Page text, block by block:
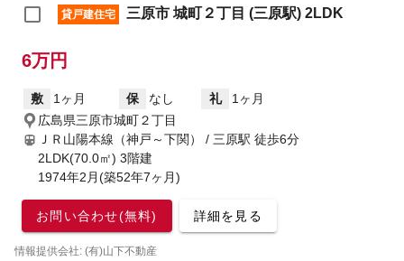
貸戸建住宅 三原市 城町２丁目 (三原駅) 2LDK
6万円
敷 1ヶ月 保 なし 礼
1ヶ月
広島県三原市城町２丁目
ＪＲ山陽本線（神戸～下関） / 三原駅 徒歩6分
2LDK(70.0㎡) 3階建
1974年2月(築52年7ヶ月)
お問い合わせ(無料) 詳細を見る
情報提供会社: (有)山下不動産